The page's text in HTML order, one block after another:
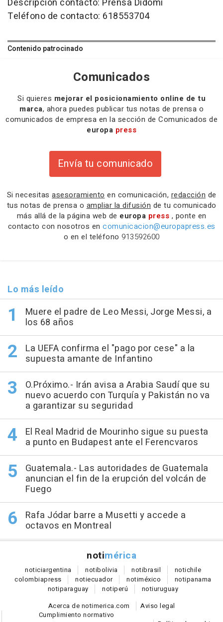
Descripción contacto: Prensa Didomi
Teléfono de contacto: 618553704
Contenido patrocinado
Comunicados
Si quieres mejorar el posicionamiento online de tu
marca, ahora puedes publicar tus notas de prensa o
comunicados de empresa en la sección de Comunicados de
europa press
Envía tu comunicado
Si necesitas asesoramiento en comunicación, redacción de
tus notas de prensa o ampliar la difusión de tu comunicado
más allá de la página web de europa press , ponte en
contacto con nosotros en comunicacion@europapress.es
o en el teléfono 913592600
Lo más leído
Muere el padre de Leo Messi, Jorge Messi, a
los 68 años
La UEFA confirma el "pago por cese" a la
supuesta amante de Infantino
O.Próximo.- Irán avisa a Arabia Saudí que su
nuevo acuerdo con Turquía y Pakistán no va
a garantizar su seguridad
El Real Madrid de Mourinho sigue su puesta
a punto en Budapest ante el Ferencvaros
Guatemala.- Las autoridades de Guatemala
anuncian el fin de la erupción del volcán de
Fuego
Rafa Jódar barre a Musetti y accede a
octavos en Montreal
notimérica
noticiargentina notibolivia notibrasil notichile
colombiapress notiecuador notiméxico notipanama
notiparaguay notiperú notiuruguay
Acerca de notimerica.com
Aviso legal
Cumplimiento normativo